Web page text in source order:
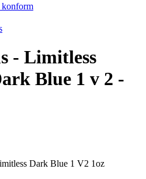
- Limitless
Blue 1 v 2 -